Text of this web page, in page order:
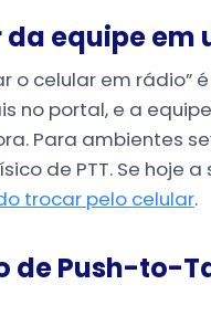
equipe em
o celular em rádio”
no portal, e a
Para ambientes
de PTT. Se hoje a
trocar pelo celular.
de Push-to-